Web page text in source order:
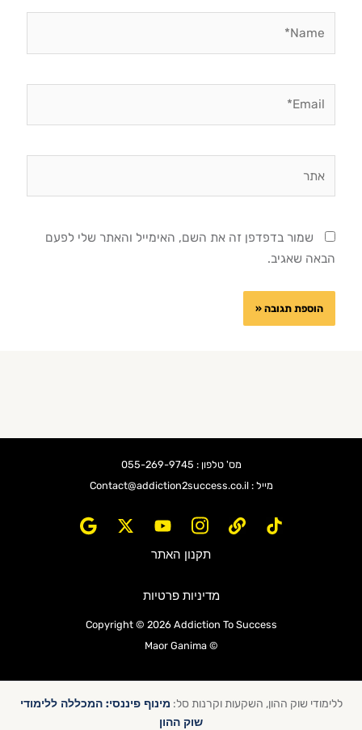
שמור בדפדפן זה את השם, האימייל והאתר שלי לפעם
הבאה שאגיב.
מס' טלפון : 055-269-9745
מייל : Contact@addiction2success.co.il
תקנון האתר
מדיניות פרטיות
Copyright © 2026 Addiction To Success
© Maor Ganima
ללימודי שוק ההון, השקעות וקרנות סל: מינוף פיננסי: המכללה ללימודי
שוק ההון